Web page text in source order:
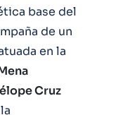
base del
de un
en la
Cruz